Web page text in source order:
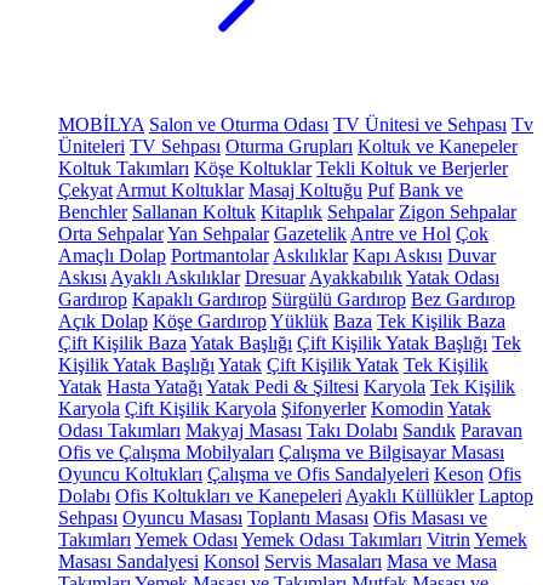
MOBİLYA Salon ve Oturma Odası TV Ünitesi ve Sehpası Tv
Üniteleri TV Sehpası Oturma Grupları Koltuk ve Kanepeler
Koltuk Takımları Köşe Koltuklar Tekli Koltuk ve Berjerler
Çekyat Armut Koltuklar Masaj Koltuğu Puf Bank ve
Benchler Sallanan Koltuk Kitaplık Sehpalar Zigon Sehpalar
Orta SehpalarYan Sehpalar Gazetelik Antre ve Hol Çok
Amaçlı Dolap Portmantolar Askılıklar Kapı Askısı Duvar
Askısı Ayaklı Askılıklar Dresuar AyakkabılıkYatak Odası
Gardırop Kapaklı Gardırop Sürgülü Gardırop Bez Gardırop
Açık Dolap Köşe GardıropYüklük Baza Tek Kişilik Baza
Çift Kişilik Baza Yatak Başlığı Çift Kişilik Yatak Başlığı Tek
Kişilik Yatak Başlığı Yatak Çift Kişilik Yatak Tek Kişilik
Yatak Hasta Yatağı Yatak Pedi & Şiltesi Karyola Tek Kişilik
Karyola Çift Kişilik Karyola Şifonyerler Komodin Yatak
Odası Takımları Makyaj Masası Takı Dolabı Sandık Paravan
Ofis ve Çalışma Mobilyaları Çalışma ve Bilgisayar Masası
Oyuncu Koltukları Çalışma ve Ofis Sandalyeleri Keson Ofis
Dolabı Ofis Koltukları ve Kanepeleri Ayaklı Küllükler Laptop
Sehpası Oyuncu Masası Toplantı Masası Ofis Masası ve
Takımları Yemek Odası Yemek Odası Takımları Vitrin Yemek
Masası Sandalyesi Konsol Servis Masaları Masa ve Masa